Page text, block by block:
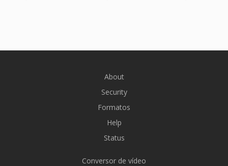
About
Security
Formatos
Help
Status
Conversor de vídeo